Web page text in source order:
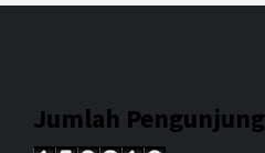
Jumlah Pengunjung